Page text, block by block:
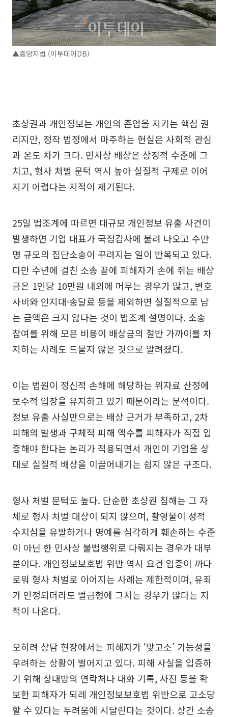
▲중앙지법 (이투데이DB)
초상권과 개인정보는 개인의 존엄을 지키는 핵심 권
리지만, 정작 법정에서 마주하는 현실은 사회적 관심
과 온도 차가 크다. 민사상 배상은 상징적 수준에 그
치고, 형사 처벌 문턱 역시 높아 실질적 구제로 이어
지기 어렵다는 지적이 제기된다.
25일 법조계에 따르면 대규모 개인정보 유출 사건이
발생하면 기업 대표가 국정감사에 불려 나오고 수만
명 규모의 집단소송이 꾸려지는 일이 반복되고 있다.
다만 수년에 걸친 소송 끝에 피해자가 손에 쥐는 배상
금은 1인당 10만원 내외에 머무는 경우가 많고, 변호
사비와 인지대·송달료 등을 제외하면 실질적으로 남
는 금액은 크지 않다는 것이 법조계 설명이다. 소송
참여를 위해 모은 비용이 배상금의 절반 가까이를 차
지하는 사례도 드물지 않은 것으로 알려졌다.
이는 법원이 정신적 손해에 해당하는 위자료 산정에
보수적 입장을 유지하고 있기 때문이라는 분석이다.
정보 유출 사실만으로는 배상 근거가 부족하고, 2차
피해의 발생과 구체적 피해 액수를 피해자가 직접 입
증해야 한다는 논리가 적용되면서 개인이 기업을 상
대로 실질적 배상을 이끌어내기는 쉽지 않은 구조다.
형사 처벌 문턱도 높다. 단순한 초상권 침해는 그 자
체로 형사 처벌 대상이 되지 않으며, 촬영물이 성적
수치심을 유발하거나 명예를 심각하게 훼손하는 수준
이 아닌 한 민사상 불법행위로 다뤄지는 경우가 대부
분이다. 개인정보보호법 위반 역시 요건 입증이 까다
로워 형사 처벌로 이어지는 사례는 제한적이며, 유죄
가 인정되더라도 벌금형에 그치는 경우가 많다는 지
적이 나온다.
오히려 상담 현장에서는 피해자가 ‘맞고소’ 가능성을
우려하는 상황이 벌어지고 있다. 피해 사실을 입증하
기 위해 상대방의 연락처나 대화 기록, 사진 등을 확
보한 피해자가 되레 개인정보보호법 위반으로 고소당
할 수 있다는 두려움에 시달린다는 것이다. 상간 소송